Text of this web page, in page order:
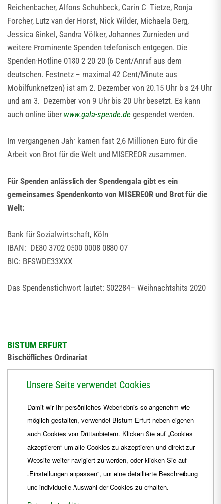
Reichenbacher, Alfons Schuhbeck, Carin C. Tietze, Ronja
Forcher, Lutz van der Horst, Nick Wilder, Michaela Gerg,
Jessica Ginkel, Sandra Völker, Johannes Zurnieden und
weitere Prominente Spenden telefonisch entgegen. Die
Spenden-Hotline 0180 2 20 20 (6 Cent/Anruf aus dem
deutschen. Festnetz – maximal 42 Cent/Minute aus
Mobilfunknetzen) ist am 2. Dezember von 20.15 Uhr bis 24 Uhr
und am 3. Dezember von 9 Uhr bis 20 Uhr besetzt. Es kann
auch online über www.gala-spende.de gespendet werden.
Im vergangenen Jahr kamen fast 2,6 Millionen Euro für die
Arbeit von Brot für die Welt und MISEREOR zusammen.
Für Spenden anlässlich der Spendengala gibt es ein
gemeinsames Spendenkonto von MISEREOR und Brot für die
Welt:
Bank für Sozialwirtschaft, Köln
IBAN: DE80 3702 0500 0008 0880 07
BIC: BFSWDE33XXX
Das Spendenstichwort lautet: S02284– Weihnachtshits 2020
BISTUM ERFURT
Bischöfliches Ordinariat
+49 361 6572-444
ordinariat Bistum-Erfurt.de
Unsere Seite verwendet Cookies
Damit wir Ihr persönliches Weberlebnis so angenehm wie
möglich gestalten, verwendet Bistum Erfurt neben eigenen
auch Cookies von Drittanbietern. Klicken Sie auf „Cookies
akzeptieren“ um alle Cookies zu akzeptieren und direkt zur
Website weiter navigiert zu werden, oder klicken Sie auf
„Einstellungen anpassen“, um eine detaillierte Beschreibung
und individuelle Auswahl der Cookies zu erhalten.